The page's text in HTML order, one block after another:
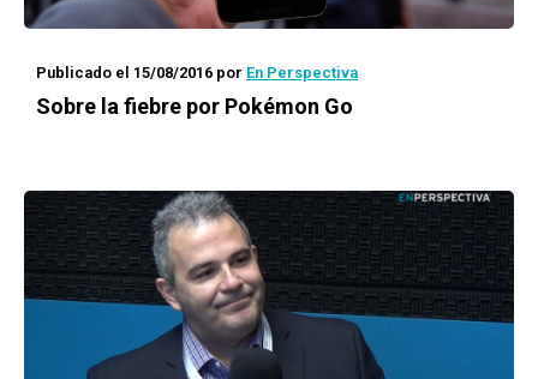
Publicado el 15/08/2016 por En Perspectiva
Sobre la fiebre por Pokémon Go